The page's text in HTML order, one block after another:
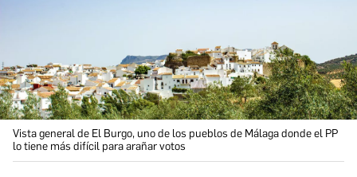
Vista general de El Burgo, uno de los pueblos de Málaga donde el PP
lo tiene más difícil para arañar votos